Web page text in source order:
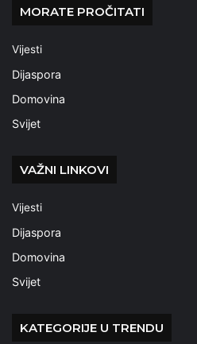
MORATE PROČITATI
Vijesti
Dijaspora
Domovina
Svijet
VAŽNI LINKOVI
Vijesti
Dijaspora
Domovina
Svijet
KATEGORIJE U TRENDU